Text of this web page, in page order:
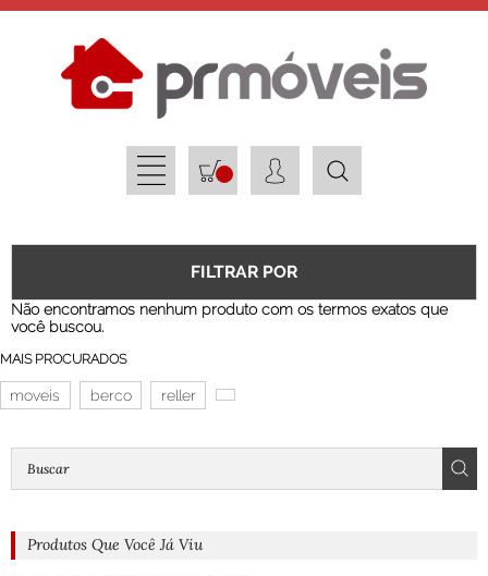
FILTRAR POR
Não encontramos nenhum produto com os termos exatos que
você buscou.
MAIS PROCURADOS
moveis berco reller
Produtos Que Você Já Viu